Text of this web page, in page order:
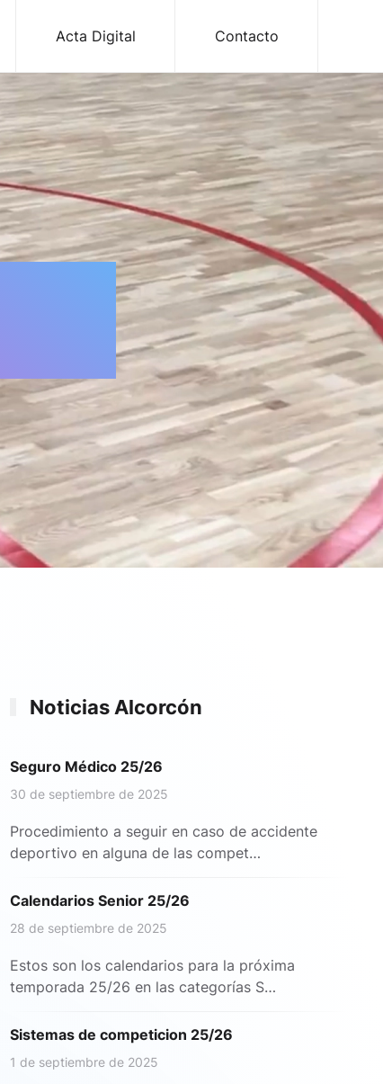
Acta Digital Contacto
Noticias Alcorcón
Seguro Médico 25/26
30 de septiembre de 2025
Procedimiento a seguir en caso de accidente
deportivo en alguna de las compet…
Calendarios Senior 25/26
28 de septiembre de 2025
Estos son los calendarios para la próxima
temporada 25/26 en las categorías S…
Sistemas de competicion 25/26
1 de septiembre de 2025